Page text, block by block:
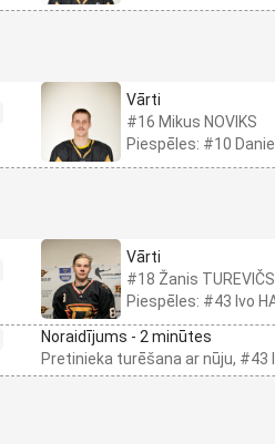
Vārti
#16 Mikus NOVIKS
Piespēles: #10
Vārti
#18 Žanis TUREVIČS
Piespēles: #43 Ivo
Noraidījums - 2 minūtes
Pretinieka turēšana ar nūju, #43